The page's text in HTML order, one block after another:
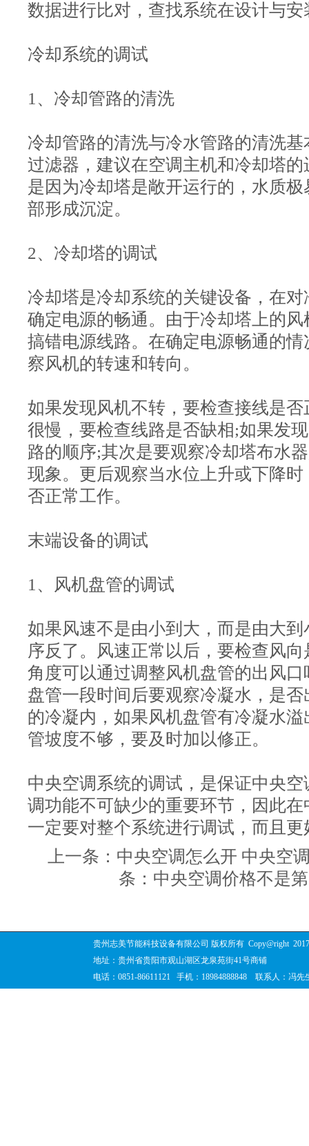
数据进行比对，查找系统在设计与
冷却系统的调试
1、冷却管路的清洗
冷却管路的清洗与冷水管路的清洗
过滤器，建议在空调主机和冷却塔
是因为冷却塔是敞开运行的，水质
部形成沉淀。
2、冷却塔的调试
冷却塔是冷却系统的关键设备，在
确定电源的畅通。由于冷却塔上的
搞错电源线路。在确定电源畅通的
察风机的转速和转向。
如果发现风机不转，要检查接线是
很慢，要检查线路是否缺相;如果发
路的顺序;其次是要观察冷却塔布水
现象。更后观察当水位上升或下降
否正常工作。
末端设备的调试
1、风机盘管的调试
如果风速不是由小到大，而是由大
序反了。风速正常以后，要检查风
角度可以通过调整风机盘管的出风
盘管一段时间后要观察冷凝水，是
的冷凝内，如果风机盘管有冷凝水
管坡度不够，要及时加以修正。
中央空调系统的调试，是保证中央
调功能不可缺少的重要环节，因此
一定要对整个系统进行调试，而且
上一条：中央空调怎么开 中央空
条：中央空调价格不是
贵州志美节能科技设备有限公司 版权所有 Copy@right
地址：贵州省贵阳市观山湖区龙泉苑街41号商铺
电话：0851-86611121 手机：18984888848 联系人：冯先